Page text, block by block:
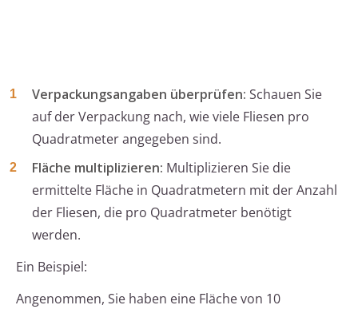
Verpackungsangaben überprüfen: Schauen Sie
auf der Verpackung nach, wie viele Fliesen pro
Quadratmeter angegeben sind.
Fläche multiplizieren: Multiplizieren Sie die
ermittelte Fläche in Quadratmetern mit der Anzahl
der Fliesen, die pro Quadratmeter benötigt
werden.
Ein Beispiel:
Angenommen, Sie haben eine Fläche von 10